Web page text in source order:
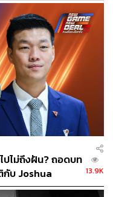
ยวันเกิด 26 สิงหาคม
ะการ (กอง
ยร ตันศิริคงคล, 2537,
พลเอก เปรม ในเดือน
ก) ซึ่งคุมกำลังรบ 13
ปขจร (ปัจจุบันคือ พล
ทหารม้าที่ 4 รักษา
มา รองผู้บัญชาการ
ธยา แม่ทัพภาคที่ 1
กองพลที่ 1 รักษา
ม แต่ไม่สำเร็จ
ปไม่ถึงฝัน? ถอดบท
กับ Joshua
13.9K